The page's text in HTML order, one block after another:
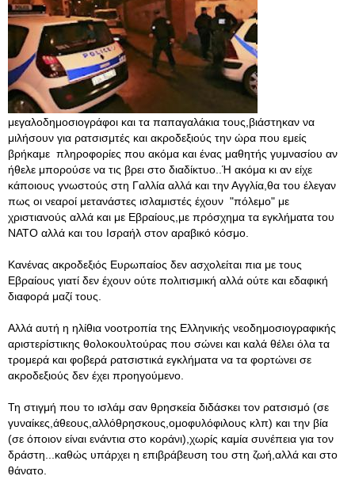
μεγαλοδημοσιογράφοι και τα παπαγαλάκια τους,βιάστηκαν να
μιλήσουν για ρατσισμτές και ακροδεξιούς την ώρα που εμείς
βρήκαμε πληροφορίες που ακόμα και ένας μαθητής γυμνασίου αν
ήθελε μπορούσε να τις βρει στο διαδίκτυο..Ή ακόμα κι αν είχε
κάποιους γνωστούς στη Γαλλία αλλά και την Αγγλία,θα του έλεγαν
πως οι νεαροί μετανάστες ισλαμιστές έχουν "πόλεμο" με
χριστιανούς αλλά και με Εβραίους,με πρόσχημα τα εγκλήματα του
ΝΑΤΟ αλλά και του Ισραήλ στον αραβικό κόσμο.
Κανένας ακροδεξιός Ευρωπαίος δεν ασχολείται πια με τους
Εβραίους γιατί δεν έχουν ούτε πολιτισμική αλλά ούτε και εδαφική
διαφορά μαζί τους.
Αλλά αυτή η ηλίθια νοοτροπία της Ελληνικής νεοδημοσιογραφικής
αριστερίστικης θολοκουλτούρας που σώνει και καλά θέλει όλα τα
τρομερά και φοβερά ρατσιστικά εγκλήματα να τα φορτώνει σε
ακροδεξιούς δεν έχει προηγούμενο.
Τη στιγμή που το ισλάμ σαν θρησκεία διδάσκει τον ρατσισμό (σε
γυναίκες,άθεους,αλλόθρησκους,ομοφυλόφιλους κλπ) και την βία
(σε όποιον είναι ενάντια στο κοράνι),χωρίς καμία συνέπεια για τον
δράστη...καθώς υπάρχει η επιβράβευση του στη ζωή,αλλά και στο
θάνατο.